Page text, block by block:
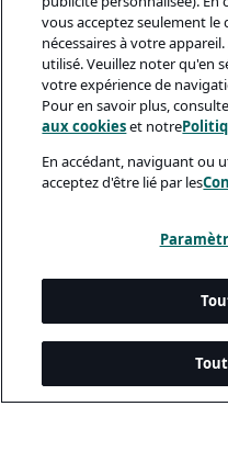
vous acceptez seulement
nécessaires à votre
utilisé. Veuillez noter qu'en
votre expérience de
Pour en savoir plus,
aux cookieset notre
En accédant, naviguant ou
acceptez d'être lié par les